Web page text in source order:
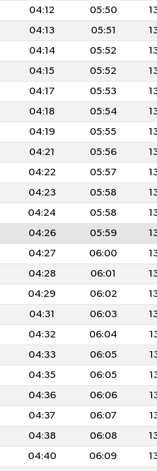
04:12 05:50
04:13 05:51
04:14 05:52
04:15 05:52
04:17 05:53
04:18 05:54
04:19 05:55
04:21 05:56
04:22 05:57
04:23 05:58
04:24 05:58
04:26 05:59
04:27 06:00
04:28 06:01
04:29 06:02
04:31 06:03
04:32 06:04
04:33 06:05
04:35 06:05
04:36 06:06
04:37 06:07
04:38 06:08
04:40 06:09